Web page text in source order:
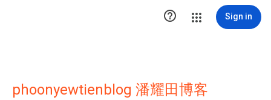
 Sign in
phoonyewtienblog 潘耀田博客